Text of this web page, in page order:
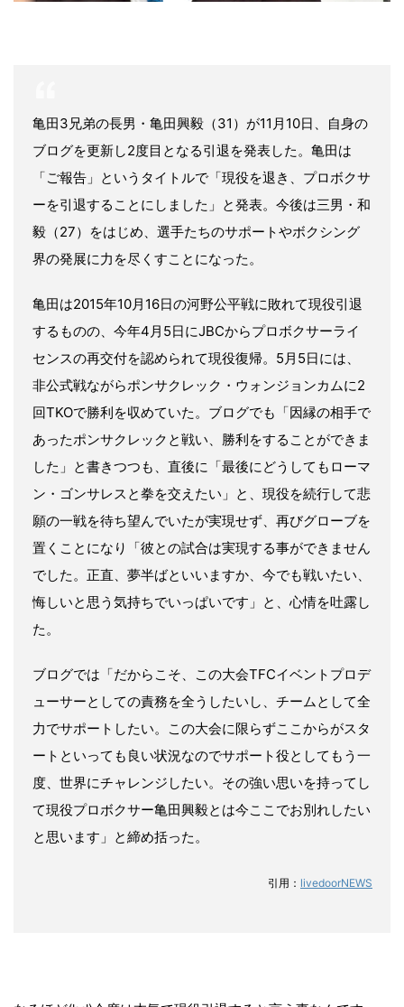
亀田3兄弟の長男・亀田興毅（31）が11月10日、自身の
ブログを更新し2度目となる引退を発表した。亀田は
「ご報告」というタイトルで「現役を退き、プロボクサ
ーを引退することにしました」と発表。今後は三男・和
毅（27）をはじめ、選手たちのサポートやボクシング
界の発展に力を尽くすことになった。
亀田は2015年10月16日の河野公平戦に敗れて現役引退
するものの、今年4月5日にJBCからプロボクサーライ
センスの再交付を認められて現役復帰。5月5日には、
非公式戦ながらポンサクレック・ウォンジョンカムに2
回TKOで勝利を収めていた。ブログでも「因縁の相手で
あったポンサクレックと戦い、勝利をすることができま
した」と書きつつも、直後に「最後にどうしてもローマ
ン・ゴンサレスと拳を交えたい」と、現役を続行して悲
願の一戦を待ち望んでいたが実現せず、再びグローブを
置くことになり「彼との試合は実現する事ができません
でした。正直、夢半ばといいますか、今でも戦いたい、
悔しいと思う気持ちでいっぱいです」と、心情を吐露し
た。
ブログでは「だからこそ、この大会TFCイベントプロデ
ューサーとしての責務を全うしたいし、チームとして全
力でサポートしたい。この大会に限らずここからがスタ
ートといっても良い状況なのでサポート役としてもう一
度、世界にチャレンジしたい。その強い思いを持ってし
て現役プロボクサー亀田興毅とは今ここでお別れしたい
と思います」と締め括った。
引用： livedoorNEWS